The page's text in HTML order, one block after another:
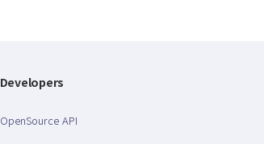
Developers
OpenSource API